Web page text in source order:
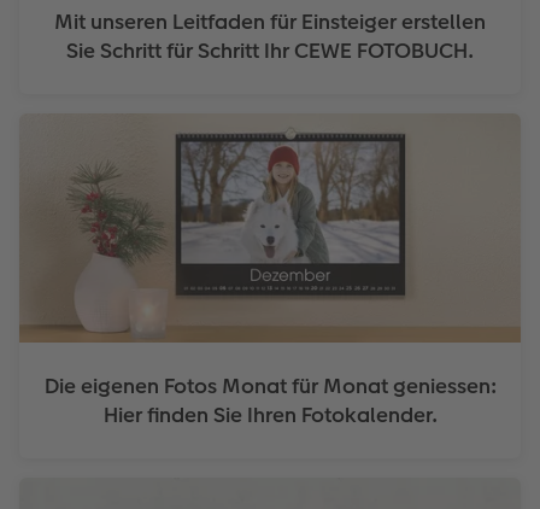
Mit unseren Leitfaden für Einsteiger erstellen
Sie Schritt für Schritt Ihr CEWE FOTOBUCH.
Die eigenen Fotos Monat für Monat geniessen:
Hier finden Sie Ihren Fotokalender.